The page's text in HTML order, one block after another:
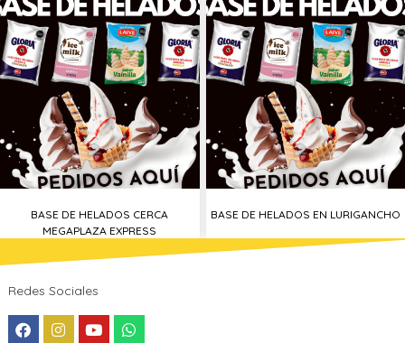
BASE DE HELADOS CERCA
MEGAPLAZA EXPRESS
BASE DE HELADOS EN LURIGANCHO
Redes Sociales